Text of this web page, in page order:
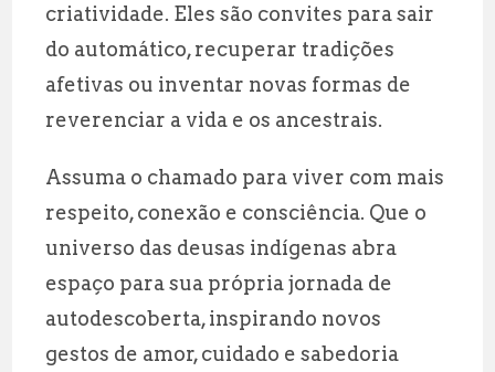
criatividade. Eles são convites para sair
do automático, recuperar tradições
afetivas ou inventar novas formas de
reverenciar a vida e os ancestrais.
Assuma o chamado para viver com mais
respeito, conexão e consciência. Que o
universo das deusas indígenas abra
espaço para sua própria jornada de
autodescoberta, inspirando novos
gestos de amor, cuidado e sabedoria